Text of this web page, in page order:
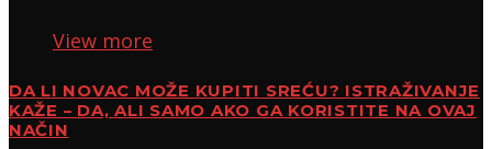
View more
DA LI NOVAC MOŽE KUPITI SREĆU? ISTRAŽIVANJE
KAŽE – DA, ALI SAMO AKO GA KORISTITE NA OVAJ
NAČIN